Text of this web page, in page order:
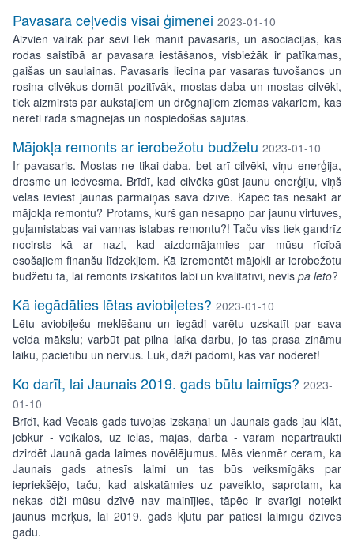
Pavasara ceļvedis visai ģimenei 2023-01-10
Aizvien vairāk par sevi liek manīt pavasaris, un asociācijas, kas
rodas saistībā ar pavasara iestāšanos, visbiežāk ir patīkamas,
gaišas un saulainas. Pavasaris liecina par vasaras tuvošanos un
rosina cilvēkus domāt pozitīvāk, mostas daba un mostas cilvēki,
tiek aizmirsts par aukstajiem un drēgnajiem ziemas vakariem, kas
nereti rada smagnējas un nospiedošas sajūtas.
Mājokļa remonts ar ierobežotu budžetu 2023-01-10
Ir pavasaris. Mostas ne tikai daba, bet arī cilvēki, viņu enerģija,
drosme un iedvesma. Brīdī, kad cilvēks gūst jaunu enerģiju, viņš
vēlas ieviest jaunas pārmaiņas savā dzīvē. Kāpēc tās nesākt ar
mājokļa remontu? Protams, kurš gan nesapņo par jaunu virtuves,
guļamistabas vai vannas istabas remontu?! Taču viss tiek gandrīz
nocirsts kā ar nazi, kad aizdomājamies par mūsu rīcībā
esošajiem finanšu līdzekļiem. Kā izremontēt mājokli ar ierobežotu
budžetu tā, lai remonts izskatītos labi un kvalitatīvi, nevis pa lēto?
Kā iegādāties lētas aviobiļetes? 2023-01-10
Lētu aviobiļešu meklēšanu un iegādi varētu uzskatīt par sava
veida mākslu; varbūt pat pilna laika darbu, jo tas prasa zināmu
laiku, pacietību un nervus. Lūk, daži padomi, kas var noderēt!
Ko darīt, lai Jaunais 2019. gads būtu laimīgs? 2023-
01-10
Brīdī, kad Vecais gads tuvojas izskaņai un Jaunais gads jau klāt,
jebkur - veikalos, uz ielas, mājās, darbā - varam nepārtraukti
dzirdēt Jaunā gada laimes novēlējumus. Mēs vienmēr ceram, ka
Jaunais gads atnesīs laimi un tas būs veiksmīgāks par
iepriekšējo, taču, kad atskatāmies uz paveikto, saprotam, ka
nekas diži mūsu dzīvē nav mainījies, tāpēc ir svarīgi noteikt
jaunus mērķus, lai 2019. gads kļūtu par patiesi laimīgu dzīves
gadu.